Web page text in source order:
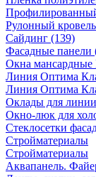
Рулонный
Сайдинг (139)
Фасадные панели
Окна мансардные
Линия Оптима
Линия Оптима
Оклады для
Окно-люк для
Стеклосетки
Стройматериалы
Стройматериалы
Аквапанель.